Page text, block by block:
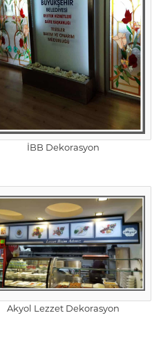
İBB Dekorasyon
Akyol Lezzet Dekorasyon